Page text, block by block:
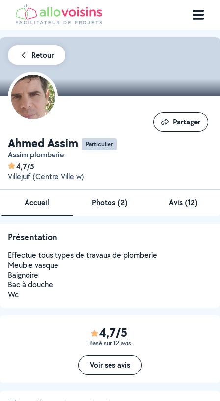
Retour
Ahmed Assim Particulier
Assim plomberie
4,7/5
Villejuif (Centre Ville w)
Partager
Partager
Accueil Photos (2) Avis (12)
Présentation
Effectue tous types de travaux de plomberie
Meuble vasque
Baignoire
Bac à douche
Wc
4,7/5
Basé sur 12 avis
Voir ses avis